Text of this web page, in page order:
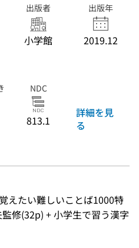
出版者
小学館
出版年
2019.12
NDC
813.1
詳細を見
る
えたい難しいことば1000特
修(32p) + 小学生で習う漢字